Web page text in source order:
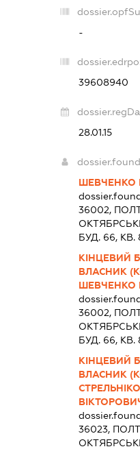
-
39608940
28.01.15
ШЕВЧЕНКО
36002,
БУД. 66, КВ.
КІНЦЕВИЙ
ВЛАСНИК
ШЕВЧЕНКО
36002,
БУД. 66, КВ.
КІНЦЕВИЙ
ВЛАСНИК
36023,